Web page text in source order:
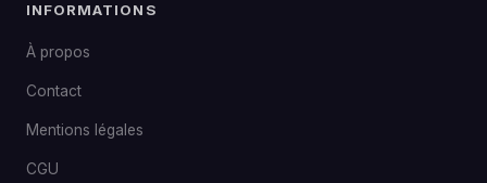
INFORMATIONS
À propos
Contact
Mentions légales
CGU